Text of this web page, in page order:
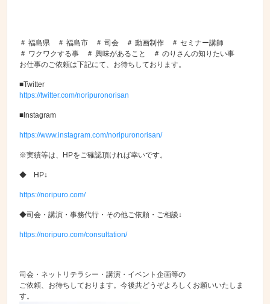
＃ 福島県 ＃ 福島市 ＃ 司会 ＃ 動画制作 ＃ セミナー講師
＃ ワクワクする事 ＃ 興味があること ＃ のりさんの知りたい事
お仕事のご依頼は下記にて、お待ちしております。
■Twitter
https://twitter.com/noripuronorisan
■Instagram
https://www.instagram.com/noripuronorisan/
※実績等は、HPをご確認頂ければ幸いです。
◆ HP↓
https://noripuro.com/
◆司会・講演・事務代行・その他ご依頼・ご相談↓
https://noripuro.com/consultation/
司会・ネットリテラシー・講演・イベント企画等の
ご依頼、お待ちしております。今後共どうぞよろしくお願いいたしま
す。